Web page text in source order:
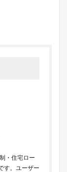
・住宅ロー
す。ユーザー